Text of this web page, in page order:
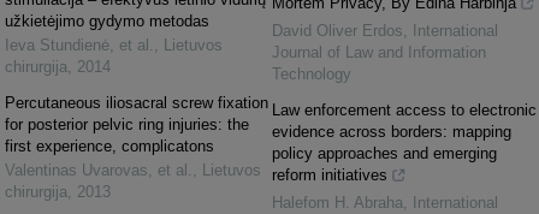
užkietėjimo gydymo metodas
Ieva Stundienė, et al. , Lietuvos
chirurgija, 2014
Percutaneous iliosacral screw fixation
for posterior pelvic ring injuries: the
first experience, complicatons
Valentinas Uvarovas, et al. , Lietuvos
chirurgija, 2013
David Oliver Erdos,
International
Journal of Law and Information
Technology
Law enforcement access to electronic
evidence across borders: mapping
policy approaches and emerging
reform initiatives
Halefom H. Abraha,
International